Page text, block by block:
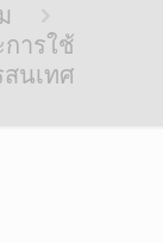
ารใช้
นเทศ